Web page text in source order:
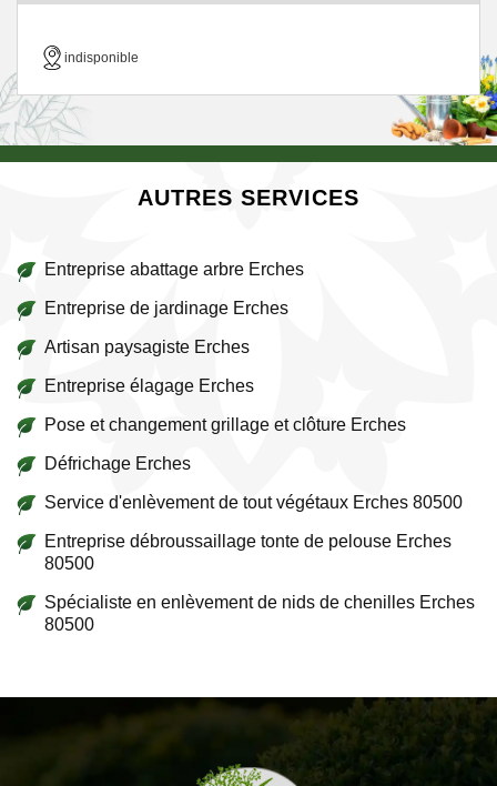
indisponible
AUTRES SERVICES
Entreprise abattage arbre Erches
Entreprise de jardinage Erches
Artisan paysagiste Erches
Entreprise élagage Erches
Pose et changement grillage et clôture Erches
Défrichage Erches
Service d'enlèvement de tout végétaux Erches 80500
Entreprise débroussaillage tonte de pelouse Erches
80500
Spécialiste en enlèvement de nids de chenilles Erches
80500